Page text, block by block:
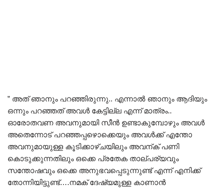
” അത് ഞാനും പറഞ്ഞിരുന്നു.. എന്നാൽ ഞാനും ആദിയും
ഒന്നും പറഞ്ഞത് അവൾ കേട്ടില്ല എന്ന് മാത്രം..
ഓരോതവണ അവനുമായി സീൻ ഉണ്ടാകുമ്പോഴും അവൾ
അതെന്നോട് പറഞ്ഞപ്പഴൊക്കെയും അവൾക്ക് എന്തോ
അവനുമായുള്ള കൂടിക്കാഴ്ചയിലും അവന്ക് പണി
കൊടുക്കുന്നതിലും ഒക്കെ പ്രതേക താല്പര്യവും
സന്തോഷവും ഒക്കെ അനുഭവപ്പെടുന്നുണ്ട് എന്ന് എനിക്ക്
തോന്നിയിട്ടുണ്ട്….നമക് ദേഷ്യമുള്ള കാണാൻ